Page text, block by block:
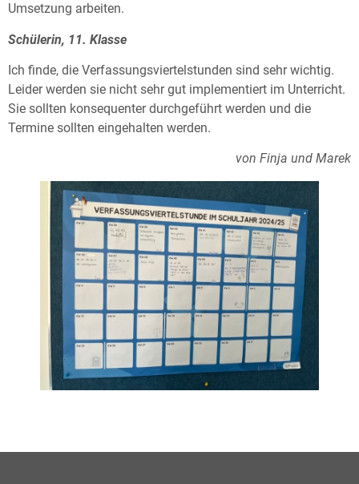
Umsetzung arbeiten.
Schülerin, 11. Klasse
Ich finde, die Verfassungsviertelstunden sind sehr wichtig.
Leider werden sie nicht sehr gut implementiert im Unterricht.
Sie sollten konsequenter durchgeführt werden und die
Termine sollten eingehalten werden.
von Finja und Marek